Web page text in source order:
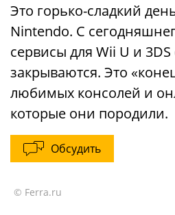
Это горько-сладкий
Nintendo. С
сервисы для Wii U и
закрываются. Это
любимых консолей и
которые они породили.
Обсудить
© Ferra.ru